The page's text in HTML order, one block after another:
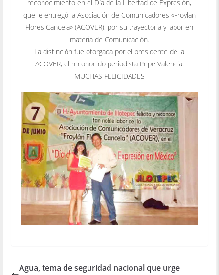
reconocimiento en el Día de la Libertad de Expresión,
que le entregó la Asociación de Comunicadores «Froylan
Flores Cancela» (ACOVER), por su trayectoria y labor en
materia de Comunicación.
La distinción fue otorgada por el presidente de la
ACOVER, el reconocido periodista Pepe Valencia.
MUCHAS FELICIDADES
Agua, tema de seguridad nacional que urge